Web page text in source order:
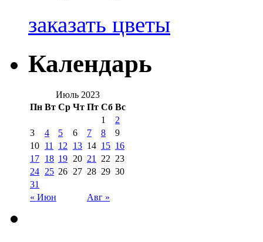
заказать цветы
Календарь
Июль 2023
Пн Вт Ср Чт Пт Сб Вс
« Июн Авг »
1
2
3
4 5 6 7 8
9
10 11 12 13 14 15 16
17 18 19 20 21 22 23
24 25 26 27 28 29 30
31